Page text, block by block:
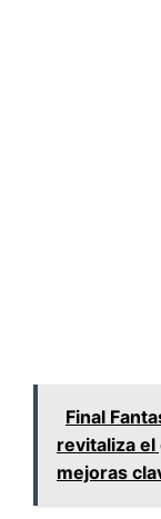
Final
revitaliza
mejoras